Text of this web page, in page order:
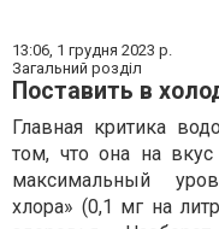
13:06, 1 грудня 2023 р.
Загальний розділ
Поставить в
Главная критика
том, что она на
максимальный
хлора» (0,1 мг на